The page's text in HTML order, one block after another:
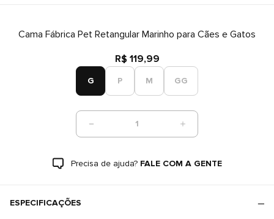
Cama Fábrica Pet Retangular Marinho para Cães e Gatos
R$ 119,99
G P M GG
1
Precisa de ajuda? FALE COM A GENTE
ESPECIFICAÇÕES